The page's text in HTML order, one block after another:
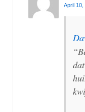
April 10,